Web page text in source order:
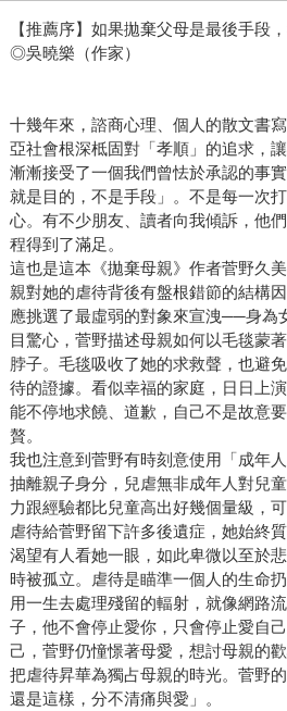
【推薦序】如果拋棄父母是最後手段
◎吳曉樂（作家）
十幾年來，諮商心理、個人的散文書
亞社會根深柢固對「孝順」的追求，
漸漸接受了一個我們曾怯於承認的事
就是目的，不是手段」。不是每一次
心。有不少朋友、讀者向我傾訴，他
程得到了滿足。
這也是這本《拋棄母親》作者菅野久
親對她的虐待背後有盤根錯節的結構
應挑選了最虛弱的對象來宣洩──身為
目驚心，菅野描述母親如何以毛毯蒙
脖子。毛毯吸收了她的求救聲，也避
待的證據。看似幸福的家庭，日日上
能不停地求饒、道歉，自己不是故意
贅。
我也注意到菅野有時刻意使用「成年
抽離親子身分，兒虐無非成年人對兒
力跟經驗都比兒童高出好幾個量級，
虐待給菅野留下許多後遺症，她始終
渴望有人看她一眼，如此卑微以至於
時被孤立。虐待是瞄準一個人的生命
用一生去處理殘留的輻射，就像網路
子，他不會停止愛你，只會停止愛自
己，菅野仍憧憬著母愛，想討母親的
把虐待昇華為獨占母親的時光。菅野
還是這樣，分不清痛與愛」。